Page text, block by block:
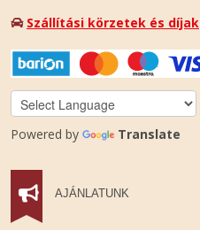
Szállítási körzetek és díjak
Powered by Translate
AJÁNLATUNK